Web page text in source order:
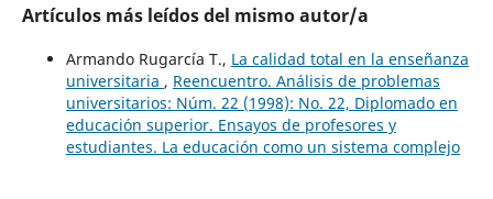
Artículos más leídos del mismo autor/a
Armando Rugarcía T., La calidad total en la enseñanza
universitaria , Reencuentro. Análisis de problemas
universitarios: Núm. 22 (1998): No. 22, Diplomado en
educación superior. Ensayos de profesores y
estudiantes. La educación como un sistema complejo